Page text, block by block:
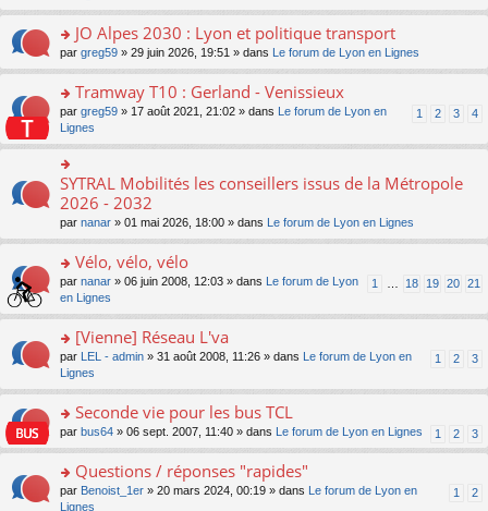
e
s
ré
c
nt
o
n
le
u
s
ré
c
e
nt
e
n
o
n
le
s
ré
c
e
e
s
s
e
n
o
n
lu
le
pl
u
s
ré
c
e
nt
s
er
le
m
e
s
s
g
n
o
n
lu
pl
u
s
ré
c
e
nt
o
n
ult
er
le
m
e
s
s
g
n
o
n
lu
pl
u
s
ré
c
e
JO Alpes 2030 : Lyon et politique transport
par greg59 » 29 juin 2026, 19:51 » dans Le forum de Lyon en Lignes
o
s
ult
er
le
m
e
s
s
g
o
n
lu
le
u
s
ré
c
e
nt
Tramway T10 : Gerland - Venissieux
1 2 3 4
par greg59 » 17 août 2021, 21:02 » dans
Le forum de Lyon en
Lignes
o
n
ult
er
le
m
e
s
a
g
e
n
o
n
pl
u
SYTRAL Mobilités les conseillers issus de la Métropole
2026 - 2032
par nanar » 01 mai 2026, 18:00 » dans Le forum de Lyon en Lignes
o
n
s
er
le
m
e
s
s
e
n
Vélo, vélo, vélo
1 18 19 20 21
par nanar » 06 juin 2008, 12:03 » dans
Le forum de Lyon
en Lignes
o
s
er
le
m
e
s
s
[Vienne] Réseau L'va
1 2 3
par LEL - admin » 31 août 2008, 11:26 » dans
Le forum de Lyon en
Lignes
o
n
ult
er
Seconde vie pour les bus TCL
1 2 3
par bus64 » 06 sept. 2007, 11:40 » dans Le forum de Lyon en Lignes
o
Questions / réponses "rapides"
1 2
par Benoist_1er » 20 mars 2024, 00:19 » dans
Le forum de Lyon en
Lignes